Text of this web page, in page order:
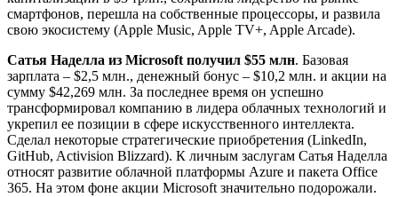
смартфонов, перешла на собственные процессоры, и развила
свою экосистему (Apple Music, Apple TV+, Apple Arcade).
Сатья Наделла из Microsoft получил $55 млн. Базовая
зарплата – $2,5 млн., денежный бонус – $10,2 млн. и акции на
сумму $42,269 млн. За последнее время он успешно
трансформировал компанию в лидера облачных технологий и
укрепил ее позиции в сфере искусственного интеллекта.
Сделал некоторые стратегические приобретения (LinkedIn,
GitHub, Activision Blizzard). К личным заслугам Сатья Наделла
относят развитие облачной платформы Azure и пакета Office
365. На этом фоне акции Microsoft значительно подорожали.